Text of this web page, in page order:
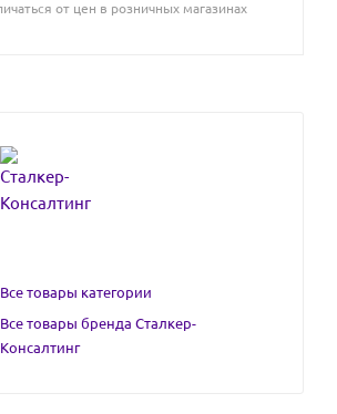
от цен в розничных магазинах
Все товары категории
Все товары бренда Сталкер-
Консалтинг